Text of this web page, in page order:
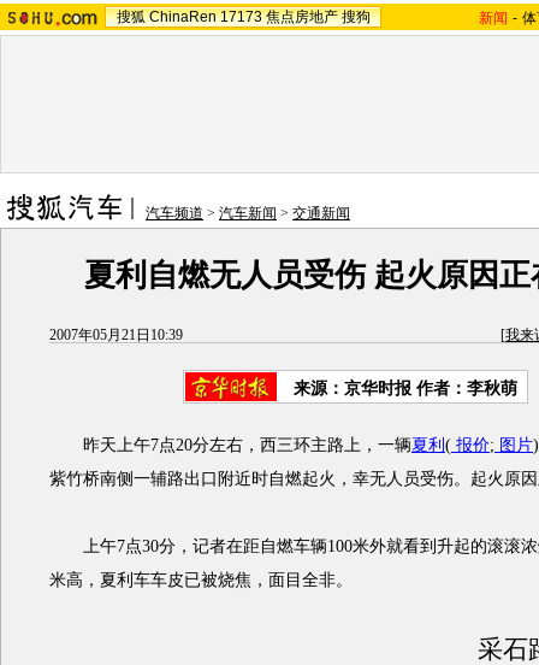
搜狐 ChinaRen 17173 焦点房地产 搜狗 新闻 -
汽车频道 > 汽车新闻 > 交通新闻
夏利自燃无人员受伤 起火原因
2007年05月21日10:39 [我来
来源：京华时报 作者：李秋萌
昨天上午7点20分左右，西三环主路上，一辆夏利 ( 报价; 图片
紫竹桥南侧一辅路出口附近时自燃起火，幸无人员受伤。起火原
上午7点30分，记者在距自燃车辆100米外就看到升起的滚滚浓
米高，夏利车车皮已被烧焦，面目全非。
采石